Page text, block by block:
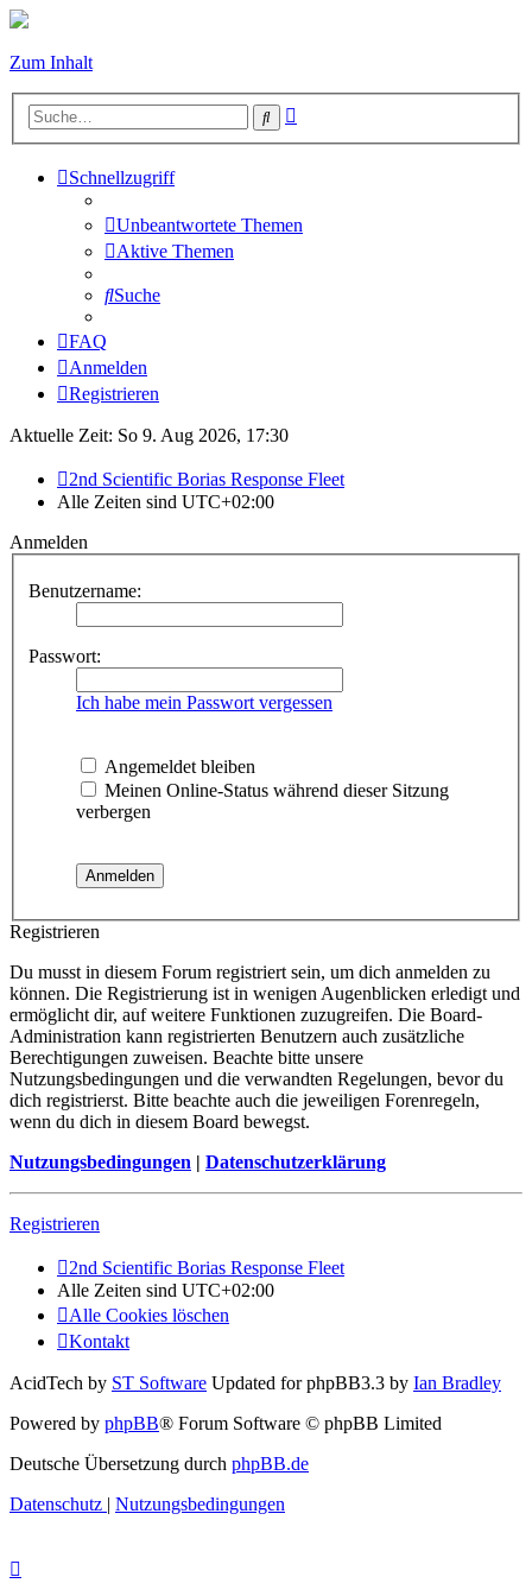
Zum Inhalt
Suche
Schnellzugriff
Unbeantwortete Themen
Aktive Themen
Suche
FAQ
Anmelden
Registrieren
Aktuelle Zeit: So 9. Aug 2026, 17:30
2nd Scientific Borias Response Fleet
Alle Zeiten sind UTC+02:00
Anmelden
Benutzername:
Passwort:
Ich habe mein Passwort vergessen
Angemeldet bleiben
Meinen Online-Status während dieser Sitzung
verbergen
Registrieren
Du musst in diesem Forum registriert sein, um dich anmelden zu
können. Die Registrierung ist in wenigen Augenblicken erledigt und
ermöglicht dir, auf weitere Funktionen zuzugreifen. Die Board-
Administration kann registrierten Benutzern auch zusätzliche
Berechtigungen zuweisen. Beachte bitte unsere
Nutzungsbedingungen und die verwandten Regelungen, bevor du
dich registrierst. Bitte beachte auch die jeweiligen Forenregeln,
wenn du dich in diesem Board bewegst.
Nutzungsbedingungen | Datenschutzerklärung
Registrieren
2nd Scientific Borias Response Fleet
Alle Zeiten sind UTC+02:00
Alle Cookies löschen
Kontakt
AcidTech by ST Software Updated for phpBB3.3 by Ian Bradley
Powered by phpBB® Forum Software © phpBB Limited
Deutsche Übersetzung durch phpBB.de
Datenschutz | Nutzungsbedingungen